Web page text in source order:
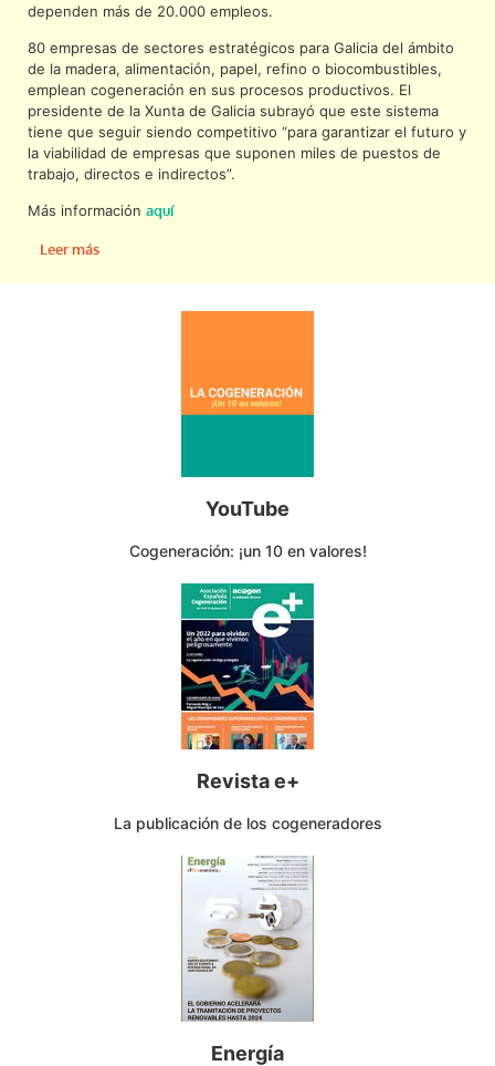
dependen más de 20.000 empleos.
80 empresas de sectores estratégicos para Galicia del ámbito
de la madera, alimentación, papel, refino o biocombustibles,
emplean cogeneración en sus procesos productivos. El
presidente de la Xunta de Galicia subrayó que este sistema
tiene que seguir siendo competitivo “para garantizar el futuro y
la viabilidad de empresas que suponen miles de puestos de
trabajo, directos e indirectos”.
Más información aquí
Leer más
YouTube
Cogeneración: ¡un 10 en valores!
Revista e+
La publicación de los cogeneradores
Energía